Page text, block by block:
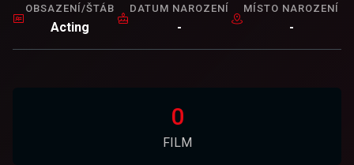
OBSAZENÍ/ŠTÁB
Acting
DATUM NAROZENÍ
-
MÍSTO NAROZENÍ
-
0
FILM